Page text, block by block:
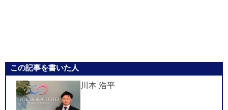
この記事を書いた人
川本 浩平